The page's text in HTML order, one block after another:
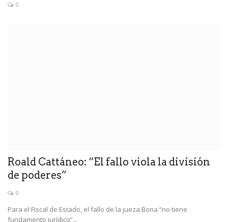
0
Roald Cattáneo: “El fallo viola la división
de poderes”
0
Para el Fiscal de Estado, el fallo de la jueza Bona “no tiene
fundamento jurídico”...